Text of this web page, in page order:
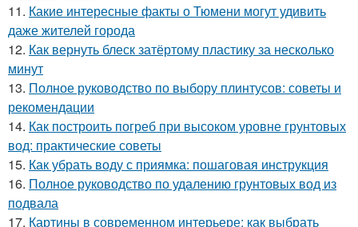
11. Какие интересные факты о Тюмени могут удивить
даже жителей города
12. Как вернуть блеск затёртому пластику за несколько
минут
13. Полное руководство по выбору плинтусов: советы и
рекомендации
14. Как построить погреб при высоком уровне грунтовых
вод: практические советы
15. Как убрать воду с приямка: пошаговая инструкция
16. Полное руководство по удалению грунтовых вод из
подвала
17. Картины в современном интерьере: как выбрать